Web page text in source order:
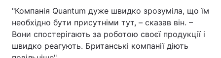
"Компанія Quantum дуже швидко зрозуміла, що їм
необхідно бути присутніми тут, – сказав він. –
Вони спостерігають за роботою своєї продукції і
швидко реагують. Британські компанії діють